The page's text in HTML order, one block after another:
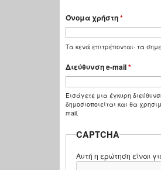
Όνομα χρήστη*
Τα κενά επιτρέπονται· τα
Διεύθυνση e-mail*
Εισάγετε μια έγκυρη
δημοσιοποιείται και θα
mail.
CAPTCHA
Αυτή η ερώτηση είναι